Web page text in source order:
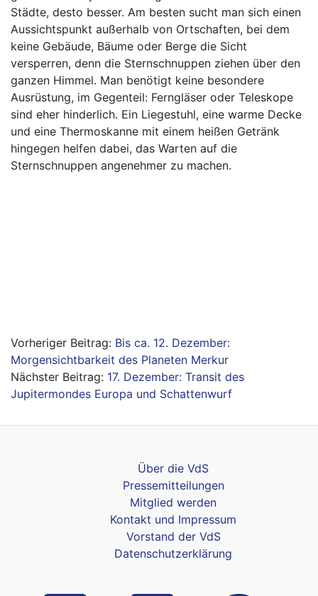
Städte, desto besser. Am besten sucht man sich einen
Aussichtspunkt außerhalb von Ortschaften, bei dem
keine Gebäude, Bäume oder Berge die Sicht
versperren, denn die Sternschnuppen ziehen über den
ganzen Himmel. Man benötigt keine besondere
Ausrüstung, im Gegenteil: Ferngläser oder Teleskope
sind eher hinderlich. Ein Liegestuhl, eine warme Decke
und eine Thermoskanne mit einem heißen Getränk
hingegen helfen dabei, das Warten auf die
Sternschnuppen angenehmer zu machen.
Beitragsnavigation
Bis ca. 12. Dezember:
Morgensichtbarkeit des Planeten Merkur
17. Dezember: Transit des
Jupitermondes Europa und Schattenwurf
Über die VdS
Pressemitteilungen
Mitglied werden
Kontakt und Impressum
Vorstand der VdS
Datenschutzerklärung